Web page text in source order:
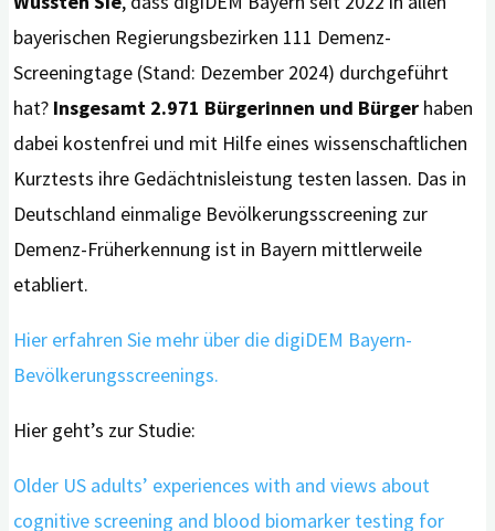
bayerischen Regierungsbezirken 111 Demenz-
Screeningtage (Stand: Dezember 2024) durchgeführt
hat? Insgesamt 2.971 Bürgerinnen und Bürger haben
dabei kostenfrei und mit Hilfe eines wissenschaftlichen
Kurztests ihre Gedächtnisleistung testen lassen. Das in
Deutschland einmalige Bevölkerungsscreening zur
Demenz-Früherkennung ist in Bayern mittlerweile
etabliert.
Hier erfahren Sie mehr über die digiDEM Bayern-
Bevölkerungsscreenings.
Hier geht’s zur Studie:
Older US adults’ experiences with and views about
cognitive screening and blood biomarker testing for